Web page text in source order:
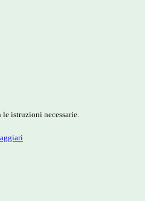
istruzioni necessarie.